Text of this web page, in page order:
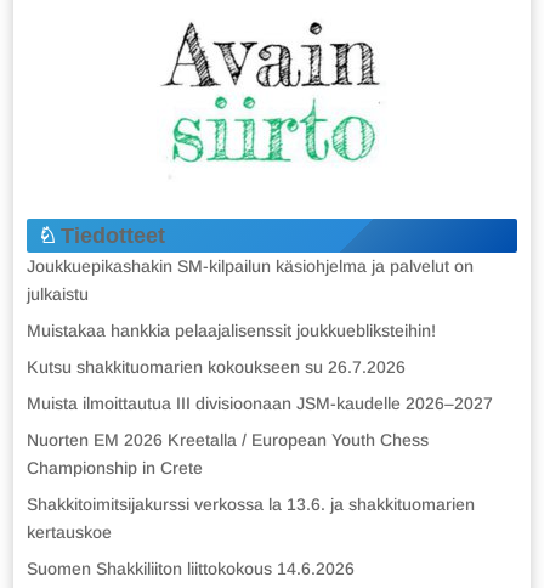
Tiedotteet
Joukkuepikashakin SM-kilpailun käsiohjelma ja palvelut on
julkaistu
Muistakaa hankkia pelaajalisenssit joukkuebliksteihin!
Kutsu shakkituomarien kokoukseen su 26.7.2026
Muista ilmoittautua III divisioonaan JSM-kaudelle 2026–2027
Nuorten EM 2026 Kreetalla / European Youth Chess
Championship in Crete
Shakkitoimitsijakurssi verkossa la 13.6. ja shakkituomarien
kertauskoe
Suomen Shakkiliiton liittokokous 14.6.2026